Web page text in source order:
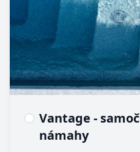
Vantage -
námahy